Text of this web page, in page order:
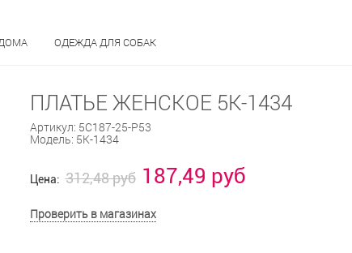
ОДЕЖДА ДЛЯ СОБАК
ПЛАТЬЕ ЖЕНСКОЕ 5К-1434
Артикул: 5С187-25-Р53
Модель: 5К-1434
Цена: 312,48 руб 187,49 руб
Проверить в магазинах